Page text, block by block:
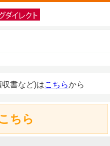
書など)はこちらから
ちら